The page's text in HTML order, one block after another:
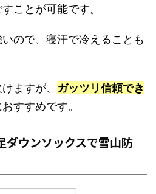
ことが可能です。
ので、寝汗で冷えることも
ますが、 ガッツリ信頼でき
すすめです。
ダウンソックスで雪山防